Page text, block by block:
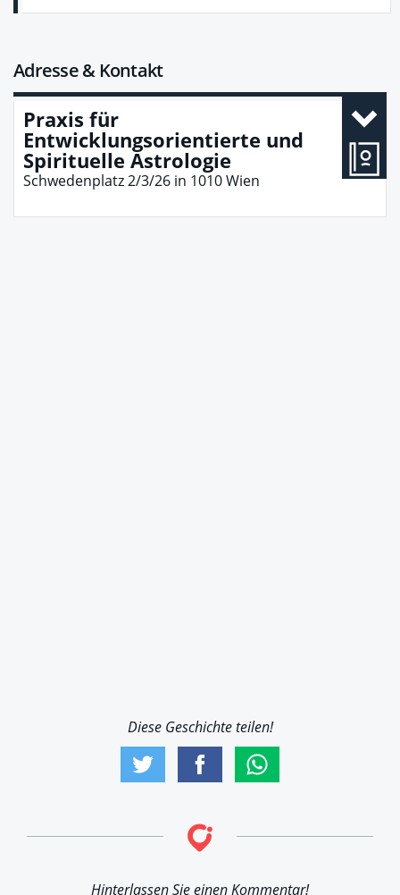
Adresse & Kontakt
Praxis für
Entwicklungsorientierte und
Spirituelle Astrologie
Schwedenplatz 2/3/26 in 1010Wien
Diese Geschichte teilen!
Hinterlassen Sie einen Kommentar!